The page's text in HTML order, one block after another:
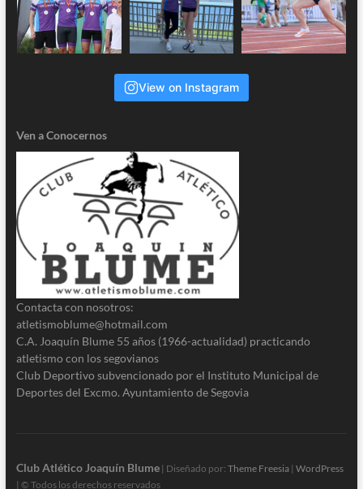
View on Instagram
Ven a Conocernos
Contacta con nosotros:
atletismoblume@hotmail.com
C.A. Joaquín Blume 55 años (1966-actualidad) practicando
atletismo con los segovianos
Club Deportivo subvencionado por el Instituto Municipal de
Deportes del Excmo. Ayuntamiento de Segovia
Club Atlético Joaquín Blume| Diseñado por: Theme Freesia| WordPress
| © Todos los derechos reservados